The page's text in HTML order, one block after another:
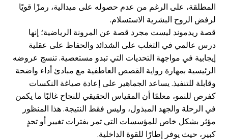
المطلقة، على الرغم من عدم حصوله على ميدالية، رمزًا قويًا
لرفض الروح البشرية الاستسلام.
قصة ريدموند ليست مجرد قصة عن المرونة الرياضية؛ إنها
درس عالمي في التغلب على الشدائد والحفاظ على عقلية
إيجابية في مواجهة التحديات التي تبدو مستعصية. تنسج عروضه
الرئيسية بمهارة رواية القصص العاطفية مع مبادئ أداء واضحة
وقابلة للتنفيذ. يساعد الجماهير على إعادة صياغة النكسات
كفرص للنمو، معلمًا أن المقياس الحقيقي للنجاح غالبًا ما يكمن
في الرحلة والجهد المبذول، وليس فقط النتيجة. هذا المنظور
مؤثر بشكل خاص للمؤسسات التي تمر بفترات تغيير أو تحدٍ
كبير، حيث يوفر إطارًا للقوة الداخلية.